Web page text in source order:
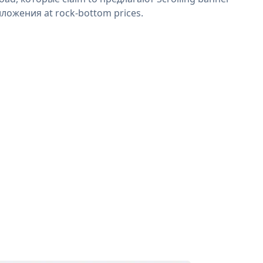
at rock-bottom prices.